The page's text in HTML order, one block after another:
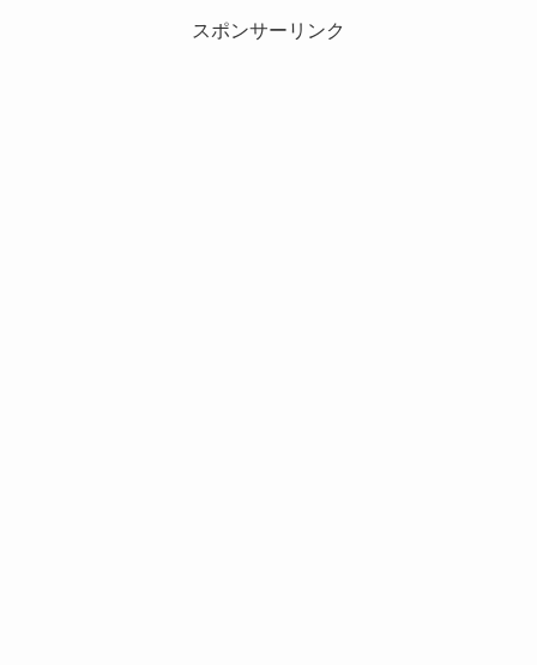
スポンサーリンク